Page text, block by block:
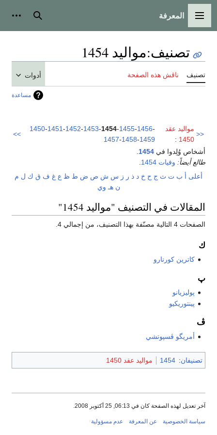
القائمة الرئيسية
المعرفة بحث
تصنيف:مواليد 1454
تصنيف ناقش هذه الصفحة أدوات
مساعدة
<<
مواليد عقد
1450
:
1450-1451-1452-1453-1454-1455-1456-
1457-1458-1459
>>
أشخاص وُلِدوا في 1454
طالع أيضاً: وفيات 1454
أعلى أ ب ت ث ج ح خ د ذ ر ز س ش ص ض ط ظ ع غ ف ق ك ل م
ن هـ وي
المقالات في التصنيف "مواليد 1454"
الصفحات 4 التالية مصنّفة بهذا التصنيف، من إجمالي 4.
ك
كاترين كورنارو
پ
پوليزيانو
پينتوريكيو
ڤ
أمريگو ڤسپوتشي
تصنيفان:
1454 مواليد عقد 1450
آخر تعديل لهذه الصفحة كان في 06:13, 25 أكتوبر 2008.
سياسة الخصوصية عن المعرفة عدم مسؤولية